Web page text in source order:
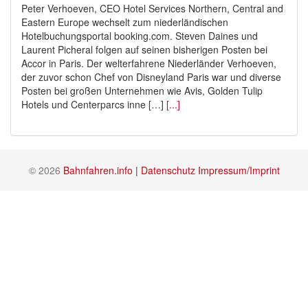
Peter Verhoeven, CEO Hotel Services Northern, Central and
Eastern Europe wechselt zum niederländischen
Hotelbuchungsportal booking.com. Steven Daines und
Laurent Picheral folgen auf seinen bisherigen Posten bei
Accor in Paris. Der welterfahrene Niederländer Verhoeven,
der zuvor schon Chef von Disneyland Paris war und diverse
Posten bei großen Unternehmen wie Avis, Golden Tulip
Hotels und Centerparcs inne […] [...]
© 2026 Bahnfahren.info | Datenschutz Impressum/Imprint